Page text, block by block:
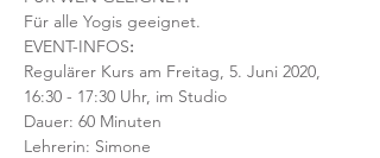
Für alle Yogis geeignet.
EVENT-INFOS:
Regulärer Kurs am Freitag, 5. Juni 2020,
16:30 - 17:30 Uhr, im Studio
Dauer: 60 Minuten
Lehrerin: Simone